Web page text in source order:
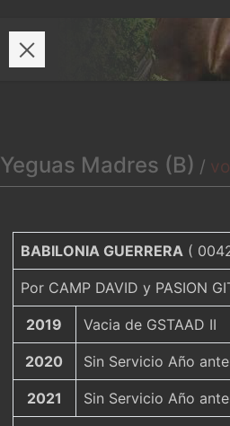
Yeguas Madres (B) /
BABILONIA GUERRERA(
Por CAMP DAVID y PASION
2019 Vacia de GSTAAD II
2020 Sin Servicio Año
2021 Sin Servicio Año